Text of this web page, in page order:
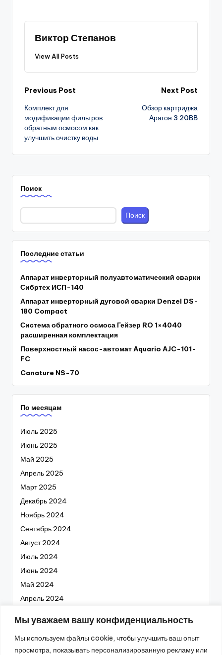
Мы уважаем вашу конфиденциальность
Мы используем файлы cookie, чтобы улучшить ваш опыт
просмотра, показывать персонализированную рекламу или
Виктор Степанов
View All Posts
Post
navigation
Previous Post
Комплект для
модификации фильтров
обратным осмосом как
улучшить очистку воды
Next Post
Обзор картриджа
Арагон 3 20BB
Поиск
Поиск
Последние статьи
Аппарат инверторный полуавтоматический сварки
Сибртех ИСП-140
Аппарат инверторный дуговой сварки Denzel DS-
180 Compact
Система обратного осмоса Гейзер RO 1×4040
расширенная комплектация
Поверхностный насос-автомат Aquario AJC-101-
FC
Canature NS-70
По месяцам
Июль 2025
Июнь 2025
Май 2025
Апрель 2025
Март 2025
Декабрь 2024
Ноябрь 2024
Сентябрь 2024
Август 2024
Июль 2024
Июнь 2024
Май 2024
Апрель 2024
Февраль 2024
Январь 2024